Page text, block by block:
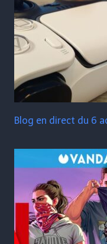
Blog en direct du 6